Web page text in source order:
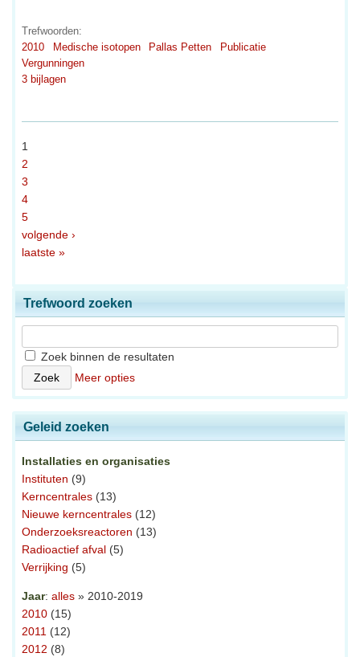
Trefwoorden:
2010
Medische isotopen Pallas Petten
Publicatie
Vergunningen
3 bijlagen
1
2
3
4
5
volgende ›
laatste »
Trefwoord zoeken
Zoek binnen de resultaten
Meer opties
Geleid zoeken
Installaties en organisaties
Instituten (9)
Kerncentrales (13)
Nieuwe kerncentrales (12)
Onderzoeksreactoren (13)
Radioactief afval (5)
Verrijking (5)
Jaar: alles » 2010-2019
2010 (15)
2011 (12)
2012 (8)